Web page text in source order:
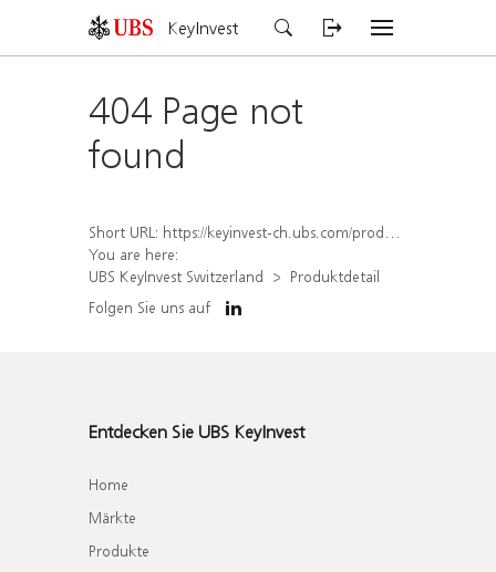
KeyInvest
404 Page not
found
Short URL: https://keyinvest-ch.ubs.com/produkt/detail/index/isin/CH1567412031
You are here:
UBS KeyInvest Switzerland
Produktdetail
Folgen Sie uns auf
Entdecken Sie UBS KeyInvest
Home
Märkte
Produkte